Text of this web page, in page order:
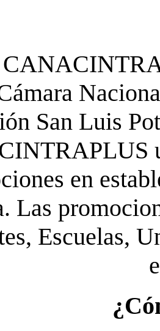
San Luis
en
Las
Escuelas,